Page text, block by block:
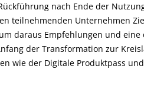
nach Ende der
teilnehmenden Unternehmen
daraus Empfehlungen und
der Transformation zur
wie der Digitale Produktpass und